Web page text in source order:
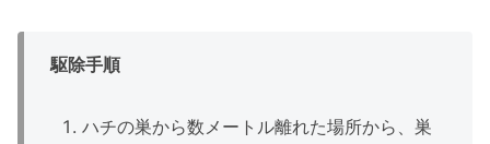
駆除手順
ハチの巣から数メートル離れた場所から、巣